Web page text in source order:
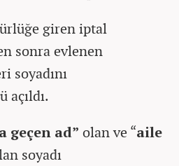
giren iptal
sonra evlenen
soyadını
açıldı.
geçen ad” olan ve “aile
soyadı